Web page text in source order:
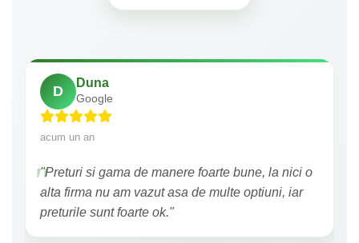
D
Duna
Google
acum un an
"Preturi si gama de manere foarte bune, la nici o
alta firma nu am vazut asa de multe optiuni, iar
preturile sunt foarte ok."